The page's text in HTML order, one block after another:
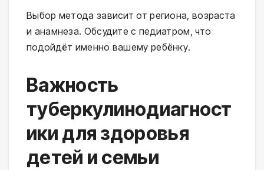
Выбор метода зависит от региона, возраста
и анамнеза. Обсудите с педиатром, что
подойдёт именно вашему ребёнку.
Важность
туберкулинодиагност
ики для здоровья
детей и семьи